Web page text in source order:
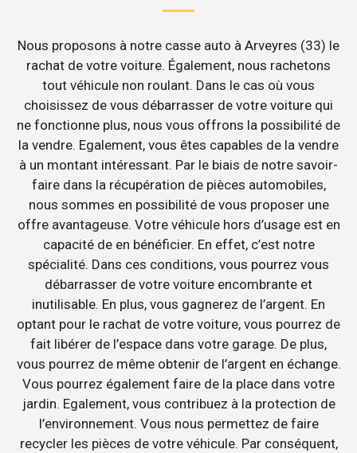
Nous proposons à notre casse auto à Arveyres (33) le
rachat de votre voiture. Également, nous rachetons
tout véhicule non roulant. Dans le cas où vous
choisissez de vous débarrasser de votre voiture qui
ne fonctionne plus, nous vous offrons la possibilité de
la vendre. Egalement, vous êtes capables de la vendre
à un montant intéressant. Par le biais de notre savoir-
faire dans la récupération de pièces automobiles,
nous sommes en possibilité de vous proposer une
offre avantageuse. Votre véhicule hors d’usage est en
capacité de en bénéficier. En effet, c’est notre
spécialité. Dans ces conditions, vous pourrez vous
débarrasser de votre voiture encombrante et
inutilisable. En plus, vous gagnerez de l’argent. En
optant pour le rachat de votre voiture, vous pourrez de
fait libérer de l’espace dans votre garage. De plus,
vous pourrez de même obtenir de l’argent en échange.
Vous pourrez également faire de la place dans votre
jardin. Egalement, vous contribuez à la protection de
l’environnement. Vous nous permettez de faire
recycler les pièces de votre véhicule. Par conséquent,